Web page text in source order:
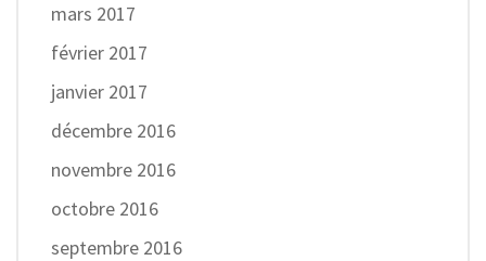
mars 2017
février 2017
janvier 2017
décembre 2016
novembre 2016
octobre 2016
septembre 2016